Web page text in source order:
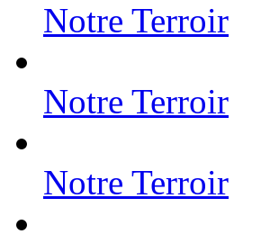
Notre Terroir
Notre Terroir
Notre Terroir